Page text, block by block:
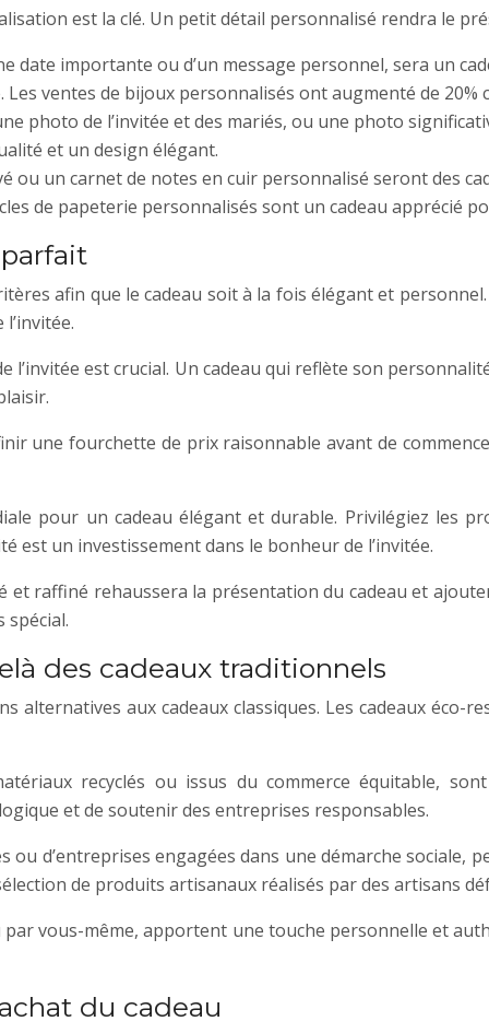
est la clé. Un petit détail personnalisé rendra le
date importante ou d’un message personnel, sera un
ventes de bijoux personnalisés ont augmenté de 20%
photo de l’invitée et des mariés, ou une photo
et un design élégant.
un carnet de notes en cuir personnalisé seront des
de papeterie personnalisés sont un cadeau apprécié
afin que le cadeau soit à la fois élégant et personnel.
l’invitée est crucial. Un cadeau qui reflète son
une fourchette de prix raisonnable avant de
pour un cadeau élégant et durable. Privilégiez les
est un investissement dans le bonheur de l’invitée.
et raffiné rehaussera la présentation du cadeau et
des cadeaux traditionnels
aux cadeaux classiques. Les cadeaux éco-
recyclés ou issus du commerce équitable,
et de soutenir des entreprises responsables.
ou d’entreprises engagées dans une démarche
de produits artisanaux réalisés par des artisans
par vous-même, apportent une touche personnelle et
du cadeau